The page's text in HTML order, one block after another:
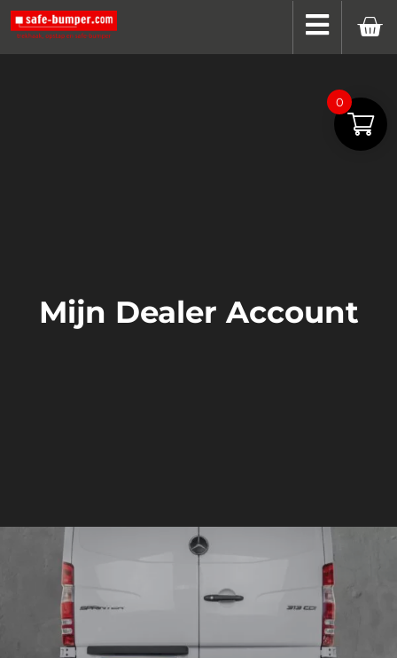
Mijn Dealer Account
0